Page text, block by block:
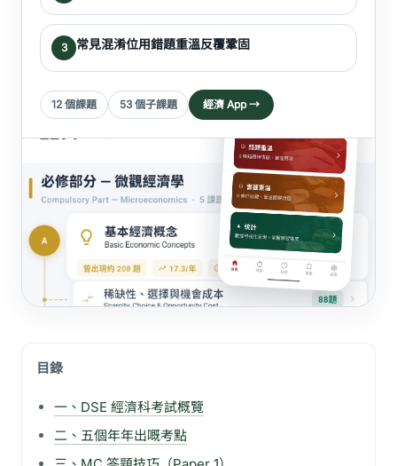
3 常見混淆位用錯題重溫反覆鞏固
12 個課題 53 個子課題 經濟 App →
目錄
一、DSE 經濟科考試概覽
二、五個年年出嘅考點